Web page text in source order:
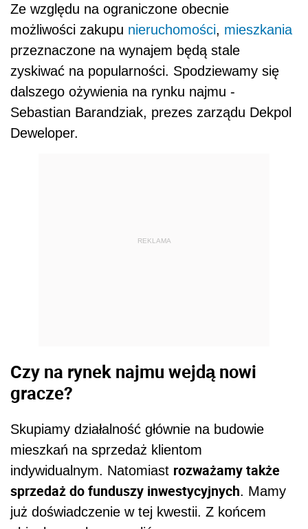
Ze względu na ograniczone obecnie
możliwości zakupu nieruchomości, mieszkania
przeznaczone na wynajem będą stale
zyskiwać na popularności. Spodziewamy się
dalszego ożywienia na rynku najmu -
Sebastian Barandziak, prezes zarządu Dekpol
Deweloper.
REKLAMA
Czy na rynek najmu wejdą nowi
gracze?
Skupiamy działalność głównie na budowie
mieszkań na sprzedaż klientom
indywidualnym. Natomiast rozważamy także
sprzedaż do funduszy inwestycyjnych. Mamy
już doświadczenie w tej kwestii. Z końcem